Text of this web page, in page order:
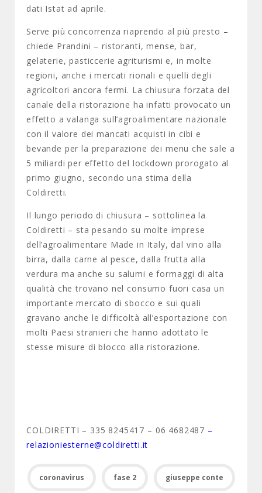
dati Istat ad aprile.
Serve più concorrenza riaprendo al più presto –
chiede Prandini – ristoranti, mense, bar,
gelaterie, pasticcerie agriturismi e, in molte
regioni, anche i mercati rionali e quelli degli
agricoltori ancora fermi. La chiusura forzata del
canale della ristorazione ha infatti provocato un
effetto a valanga sull’agroalimentare nazionale
con il valore dei mancati acquisti in cibi e
bevande per la preparazione dei menu che sale a
5 miliardi per effetto del lockdown prorogato al
primo giugno, secondo una stima della
Coldiretti.
Il lungo periodo di chiusura – sottolinea la
Coldiretti – sta pesando su molte imprese
dell’agroalimentare Made in Italy, dal vino alla
birra, dalla carne al pesce, dalla frutta alla
verdura ma anche su salumi e formaggi di alta
qualità che trovano nel consumo fuori casa un
importante mercato di sbocco e sui quali
gravano anche le difficoltà all’esportazione con
molti Paesi stranieri che hanno adottato le
stesse misure di blocco alla ristorazione.
COLDIRETTI – 335 8245417 – 06 4682487 –
relazioniesterne@coldiretti.it
coronavirus fase 2 giuseppe conte